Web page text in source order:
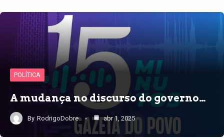
POLÍTICA
A mudança no discurso do governo…
By RodrigoDobre abr 1, 2025